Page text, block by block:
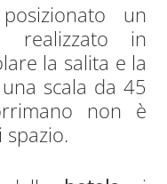
un
realizzato in
la salita e la
scala da 45
non è